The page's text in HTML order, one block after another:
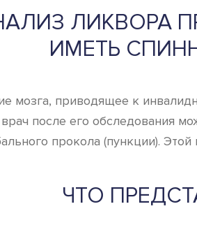
ЛИКВОРА
ИМЕТЬ
мозга, приводящее к
после его обследования
прокола (пункции).
ЧТО